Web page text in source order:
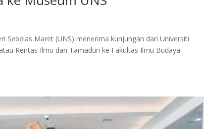
Sebelas Maret (UNS) menerima kunjungan dari Universiti
Rentas Ilmu dan Tamadun ke Fakultas Ilmu Budaya